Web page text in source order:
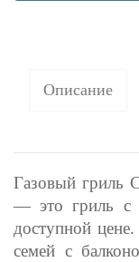
Описание
Газовый гриль
— это гриль с
доступной
семей с